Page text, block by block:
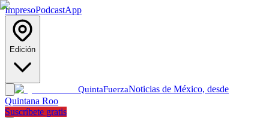
ImpresoPodcastApp
Edición
QuintaFuerzaNoticias de México, desde
Quintana Roo
Suscríbete gratis